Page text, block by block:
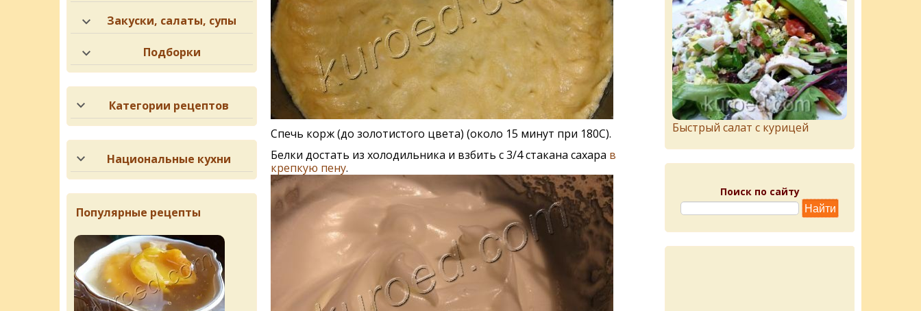
Спечь корж (до золотистого цвета) (около 15 минут при 180С).
Белки достать из холодильника и взбить с 3/4 стакана сахара в
крепкую пену.
Закуски, салаты, супы
Подборки
Категории рецептов
Национальные кухни
Популярные рецепты
Быстрый салат с курицей
Поиск по сайту